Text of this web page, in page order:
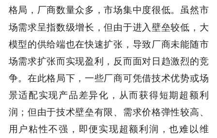
格局，厂商数量众多，市场集中度很低。虽然市
场需求呈指数级增长，但由于进入壁垒较低，大
模型的供给端也在快速扩张，导致厂商未能随市
场需求扩张而实现盈利，反而面对日趋激烈的竞
争。在此格局下，一些厂商可凭借技术优势或场
景适配实现产品差异化，从而获得短期超额利
润；但由于技术壁垒有限、需求价格弹性较高、
用户粘性不强，即便实现超额利润，也难以维